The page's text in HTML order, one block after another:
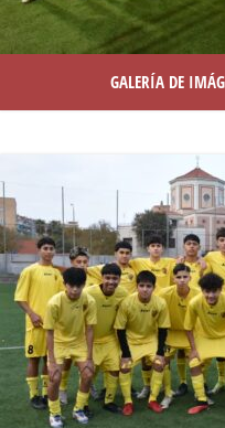
GALERÍA DE